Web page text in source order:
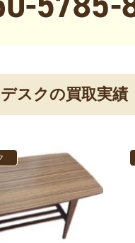
スクの買取実績